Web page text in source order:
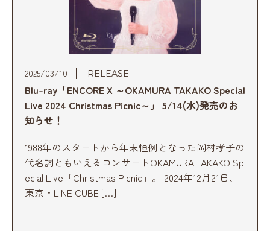
2025/03/10 RELEASE
Blu-ray「ENCORE X ～OKAMURA TAKAKO Special
Live 2024 Christmas Picnic～」 5/14(水)発売のお
知らせ！
1988年のスタートから年末恒例となった岡村孝子の
代名詞ともいえるコンサートOKAMURA TAKAKO Sp
ecial Live「Christmas Picnic」。 2024年12月21日、
東京・LINE CUBE […]